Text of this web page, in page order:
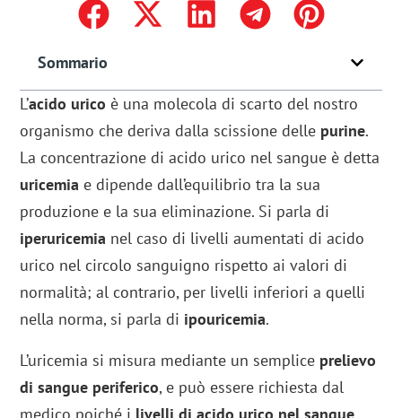
Sommario
L’acido urico è una molecola di scarto del nostro
organismo che deriva dalla scissione delle purine.
La concentrazione di acido urico nel sangue è detta
uricemia e dipende dall’equilibrio tra la sua
produzione e la sua eliminazione. Si parla di
iperuricemia nel caso di livelli aumentati di acido
urico nel circolo sanguigno rispetto ai valori di
normalità; al contrario, per livelli inferiori a quelli
nella norma, si parla di ipouricemia.
L’uricemia si misura mediante un semplice prelievo
di sangue periferico, e può essere richiesta dal